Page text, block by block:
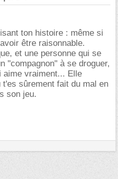
ton histoire : même si
être raisonnable.
et une personne qui se
"compagnon" à se droguer,
aime vraiment... Elle
sûrement fait du mal en
son jeu.